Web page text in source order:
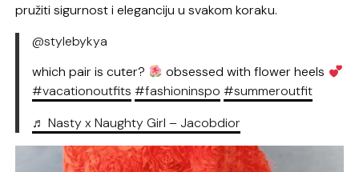
pružiti sigurnost i eleganciju u svakom koraku.
@stylebykya
which pair is cuter?
obsessed with flower heels
#vacationoutfits #fashioninspo #summeroutfit
♬ Nasty x Naughty Girl – Jacobdior